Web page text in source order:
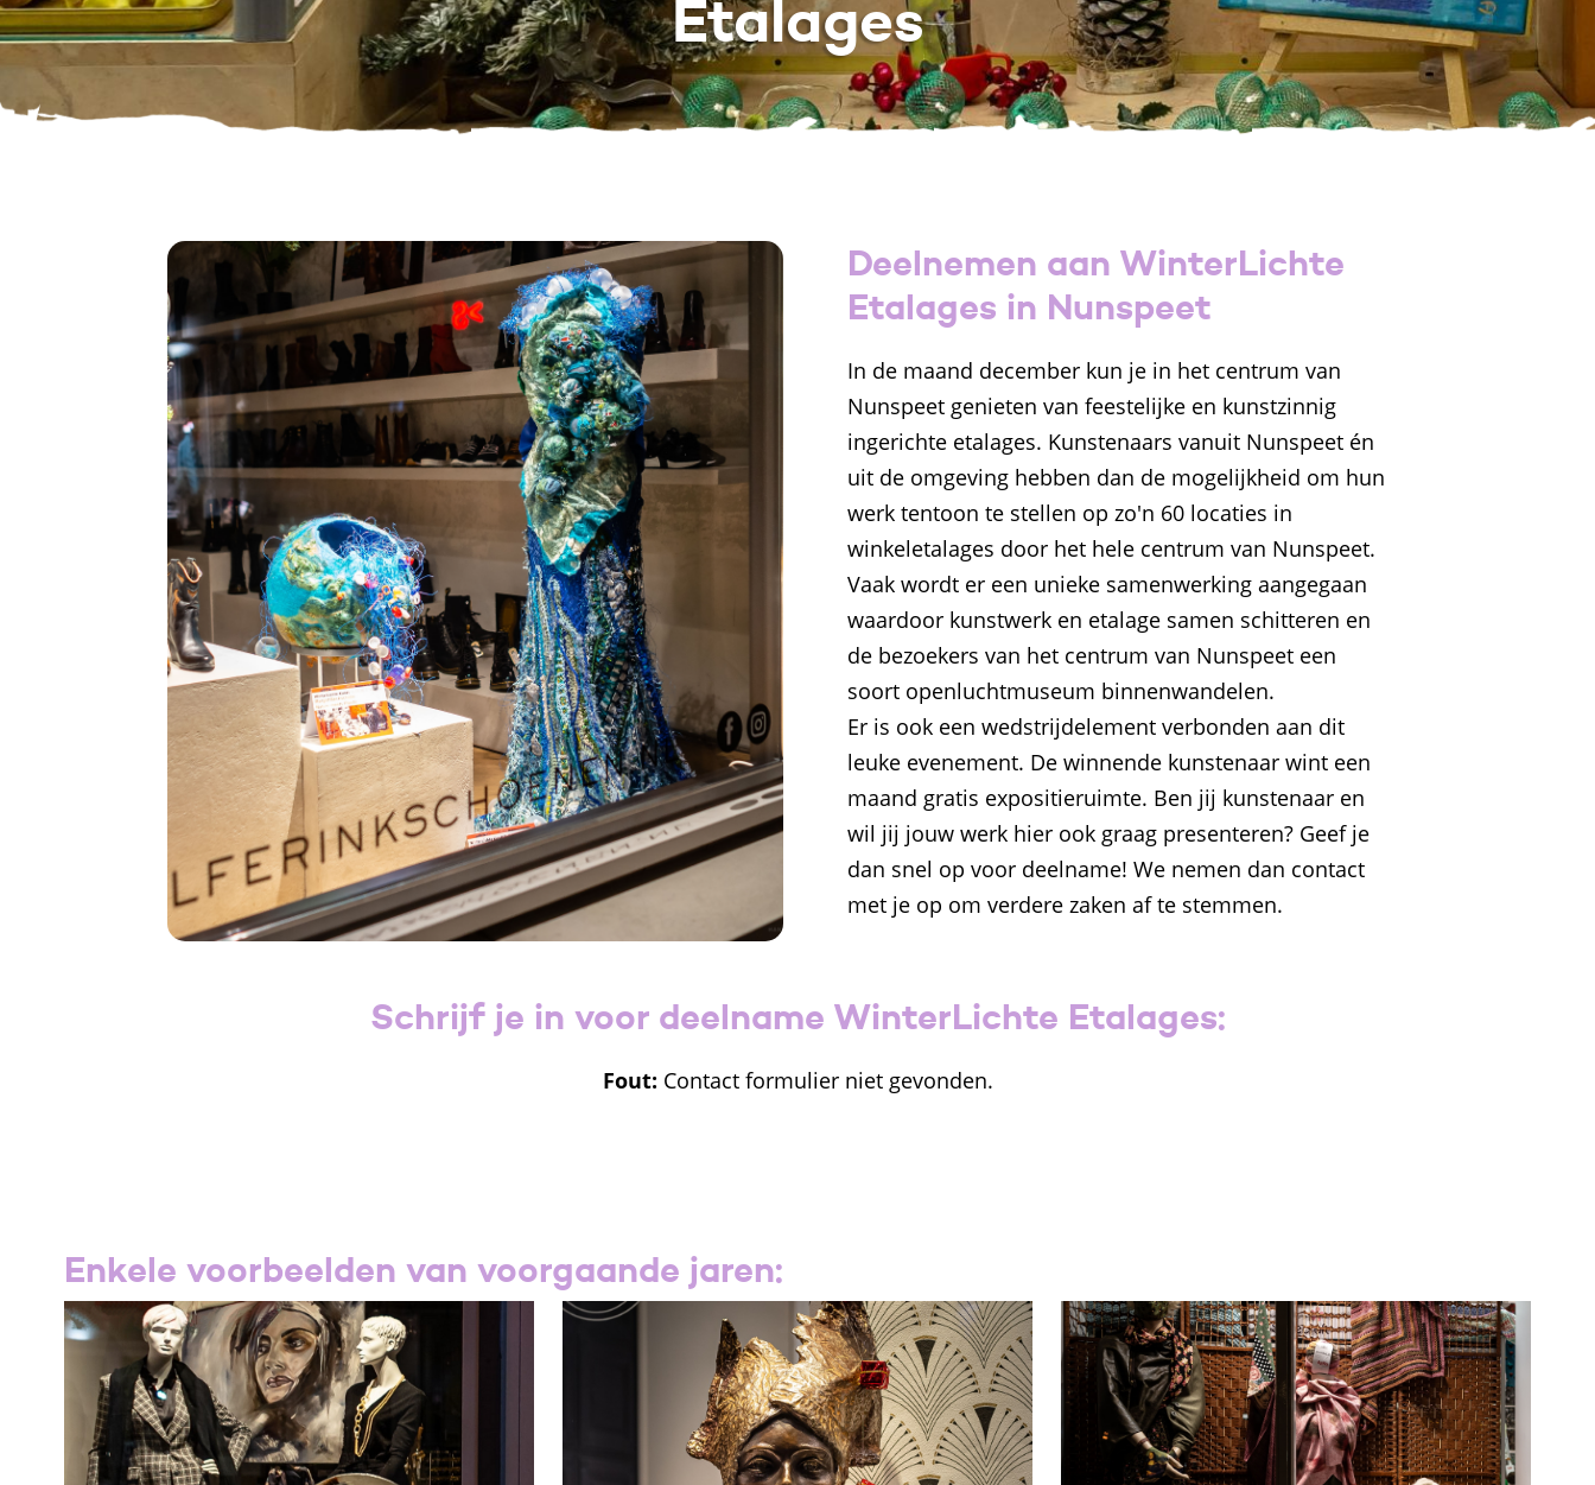
Etalages
Deelnemen aan WinterLichte
Etalages in Nunspeet
In de maand december kun je in het centrum van
Nunspeet genieten van feestelijke en kunstzinnig
ingerichte etalages. Kunstenaars vanuit Nunspeet én
uit de omgeving hebben dan de mogelijkheid om hun
werk tentoon te stellen op zo'n 60 locaties in
winkeletalages door het hele centrum van Nunspeet.
Vaak wordt er een unieke samenwerking aangegaan
waardoor kunstwerk en etalage samen schitteren en
de bezoekers van het centrum van Nunspeet een
soort openluchtmuseum binnenwandelen.
Er is ook een wedstrijdelement verbonden aan dit
leuke evenement. De winnende kunstenaar wint een
maand gratis expositieruimte. Ben jij kunstenaar en
wil jij jouw werk hier ook graag presenteren? Geef je
dan snel op voor deelname! We nemen dan contact
met je op om verdere zaken af te stemmen.
Schrijf je in voor deelname WinterLichte Etalages:
Fout: Contact formulier niet gevonden.
Enkele voorbeelden van voorgaande jaren: